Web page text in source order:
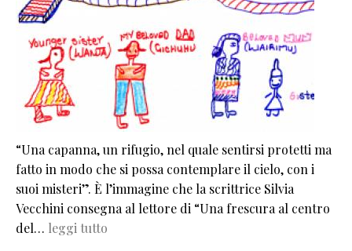
“Una capanna, un rifugio, nel quale sentirsi protetti ma
fatto in modo che si possa contemplare il cielo, con i
suoi misteri”. È l’immagine che la scrittrice Silvia
Vecchini consegna al lettore di “Una frescura al centro
del… leggi tutto